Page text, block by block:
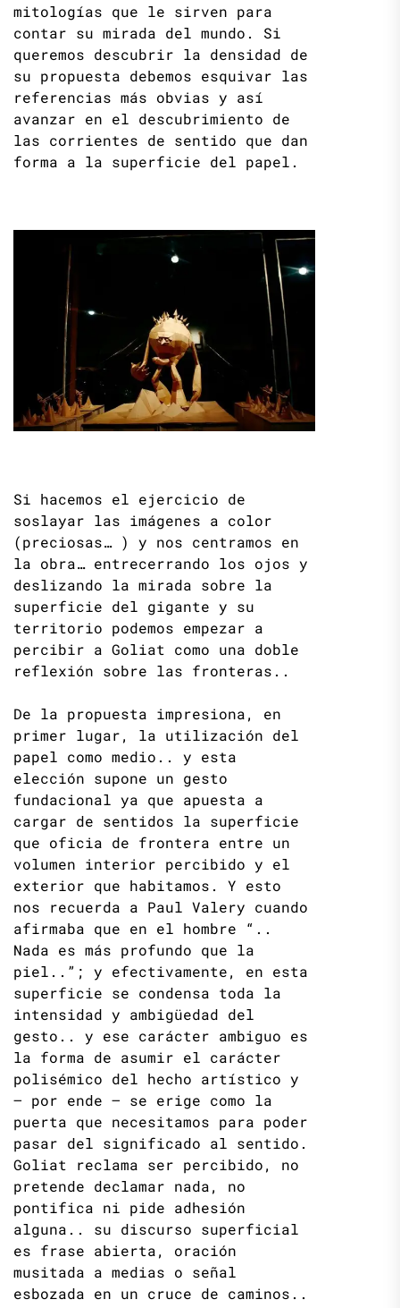
mitologías que le sirven para
contar su mirada del mundo. Si
queremos descubrir la densidad de
su propuesta debemos esquivar las
referencias más obvias y así
avanzar en el descubrimiento de
las corrientes de sentido que dan
forma a la superficie del papel.
Si hacemos el ejercicio de
soslayar las imágenes a color
(preciosas… ) y nos centramos en
la obra… entrecerrando los ojos y
deslizando la mirada sobre la
superficie del gigante y su
territorio podemos empezar a
percibir a Goliat como una doble
reflexión sobre las fronteras..
De la propuesta impresiona, en
primer lugar, la utilización del
papel como medio.. y esta
elección supone un gesto
fundacional ya que apuesta a
cargar de sentidos la superficie
que oficia de frontera entre un
volumen interior percibido y el
exterior que habitamos. Y esto
nos recuerda a Paul Valery cuando
afirmaba que en el hombre “..
Nada es más profundo que la
piel..”; y efectivamente, en esta
superficie se condensa toda la
intensidad y ambigüedad del
gesto.. y ese carácter ambiguo es
la forma de asumir el carácter
polisémico del hecho artístico y
– por ende – se erige como la
puerta que necesitamos para poder
pasar del significado al sentido.
Goliat reclama ser percibido, no
pretende declamar nada, no
pontifica ni pide adhesión
alguna.. su discurso superficial
es frase abierta, oración
musitada a medias o señal
esbozada en un cruce de caminos..